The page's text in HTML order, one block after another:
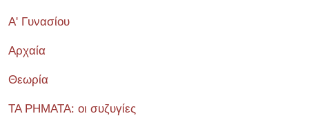
Α' Γυνασίου
Αρχαία
Θεωρία
ΤΑ ΡΗΜΑΤΑ: οι συζυγίες